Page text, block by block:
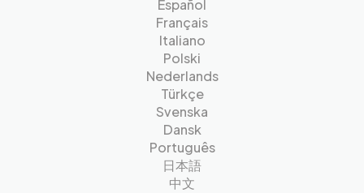
Español
Français
Italiano
Polski
Nederlands
Türkçe
Svenska
Dansk
Português
日本語
中文